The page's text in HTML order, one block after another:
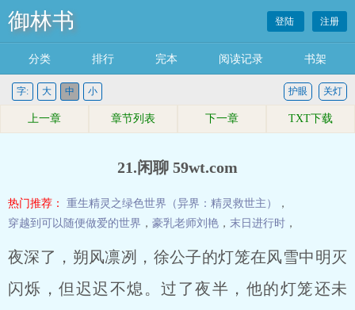
御林书 登陆 注册
分类 排行 完本 阅读记录 书架
字: 大 中 小 关灯
护眼
上一章 章节列表 下一章 TXT下载
21.闲聊 59wt.com
热门推荐： 重生精灵之绿色世界（异界：精灵救世主）
，
穿越到可以随便做爱的世界 ， 豪乳老师刘艳 ， 末日进行时 ，
夜深了，朔风凛冽，徐公子的灯笼在风雪中明灭
闪烁，但迟迟不熄。过了夜半，他的灯笼还未